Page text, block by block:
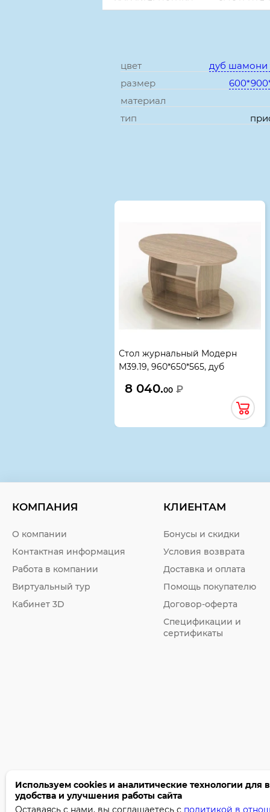
цвет
дуб шамони
размер
материал
тип
Стол журнальный Модерн
М39.19, 960*650*565, дуб
8 040.00 ₽
КОМПАНИЯ
О компании
Контактная информация
Работа в компании
Виртуальный тур
Кабинет 3D
КЛИЕНТАМ
Бонусы и скидки
Условия возврата
Доставка и оплата
Помощь покупателю
Договор-оферта
Спецификации и
сертификаты
©2005-2026 Бумага-С. Все права защищены.
Используем cookies и аналитические технологии для
удобства и улучшения работы сайта
Оставаясь с нами, вы соглашаетесь с политикой в